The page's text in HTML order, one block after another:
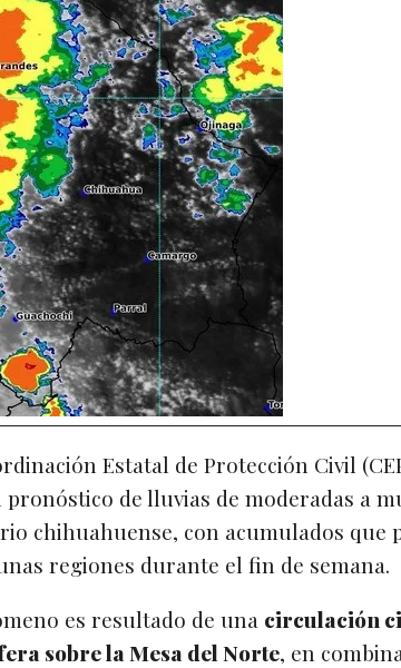
Estatal de Protección Civil
pronóstico de lluvias de moderadas a
chihuahuense, con acumulados que
regiones durante el fin de semana.
es resultado de una circulación
sobre la Mesa del Norte, en